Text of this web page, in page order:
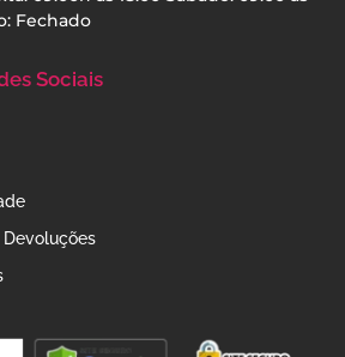
Fechado
Sociais